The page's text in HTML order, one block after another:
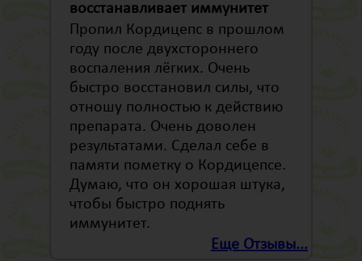
восстанавливает иммунитет
Пропил Кордицепс в прошлом
году после двухстороннего
воспаления лёгких. Очень
быстро восстановил силы, что
отношу полностью к действию
препарата. Очень доволен
результатами. Сделал себе в
памяти пометку о Кордицепсе.
Думаю, что он хорошая штука,
чтобы быстро поднять
иммунитет.
Еще Отзывы...